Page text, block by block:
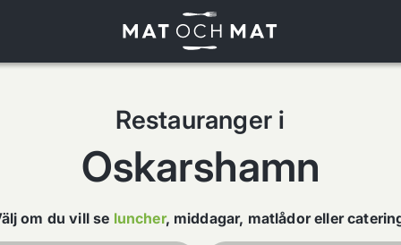
Restauranger i
Oskarshamn
om du vill se luncher, middagar, matlådoreller